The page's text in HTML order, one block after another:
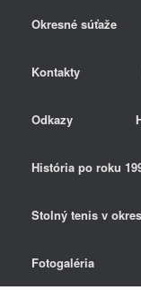
Okresné súťaže
Kontakty
Odkazy
História po roku
Stolný tenis v
Fotogaléria